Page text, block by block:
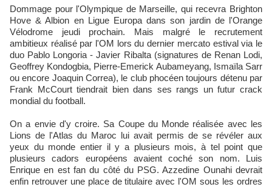
Dommage pour l'Olympique de Marseille, qui recevra Brighton
Hove & Albion en Ligue Europa dans son jardin de l'Orange
Vélodrome jeudi prochain. Mais malgré le recrutement
ambitieux réalisé par l'OM lors du dernier mercato estival via le
duo Pablo Longoria - Javier Ribalta (signatures de Renan Lodi,
Geoffrey Kondogbia, Pierre-Emerick Aubameyang, Ismaïla Sarr
ou encore Joaquin Correa), le club phocéen toujours détenu par
Frank McCourt tiendrait bien dans ses rangs un futur crack
mondial du football.
On a envie d'y croire. Sa Coupe du Monde réalisée avec les
Lions de l'Atlas du Maroc lui avait permis de se révéler aux
yeux du monde entier il y a plusieurs mois, à tel point que
plusieurs cadors européens avaient coché son nom. Luis
Enrique en est fan du côté du PSG. Azzedine Ounahi devrait
enfin retrouver une place de titulaire avec l'OM sous les ordres